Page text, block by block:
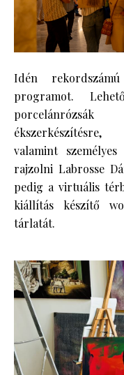
Idén
programot.
porcelánrózsák
valamint
rajzolni Labrosse
pedig a virtuális
kiállítás készítő
tárlatát.